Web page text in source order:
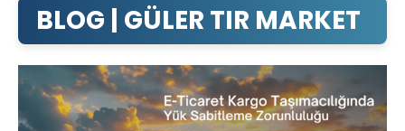
GÜLER TIR MARKET BLOG